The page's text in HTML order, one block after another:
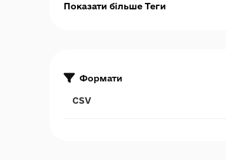
Показати більше Теги
Формати
CSV